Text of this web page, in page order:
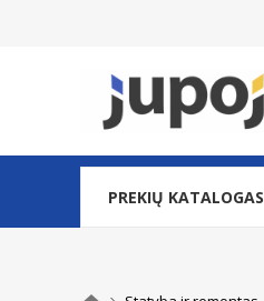
PREKIŲ KATALOGAS